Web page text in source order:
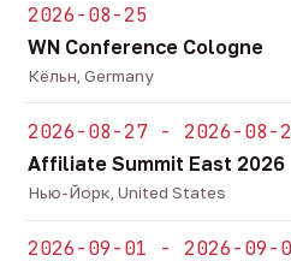
2026-08-25
WN Conference Cologne
Кёльн, Germany
2026-08-27 - 2026-08-
Affiliate Summit East 2026
Нью-Йорк, United States
2026-09-01 - 2026-09-